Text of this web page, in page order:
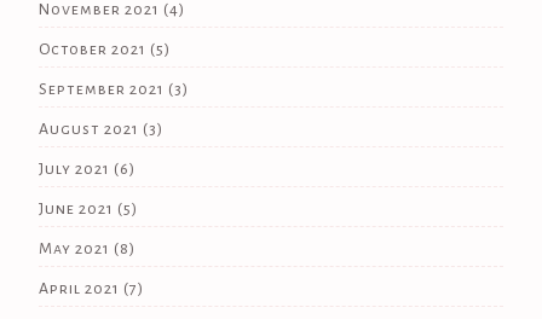
November 2021 (4)
October 2021 (5)
September 2021 (3)
August 2021 (3)
July 2021 (6)
June 2021 (5)
May 2021 (8)
April 2021 (7)